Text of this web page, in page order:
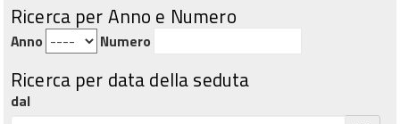
Ricerca per Anno e Numero
Anno Numero
Ricerca per data della seduta
dal